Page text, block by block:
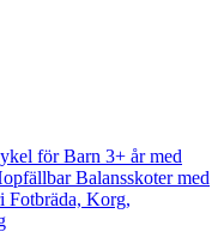
för Barn 3+ år med
Balansskoter med
Fotbräda, Korg,